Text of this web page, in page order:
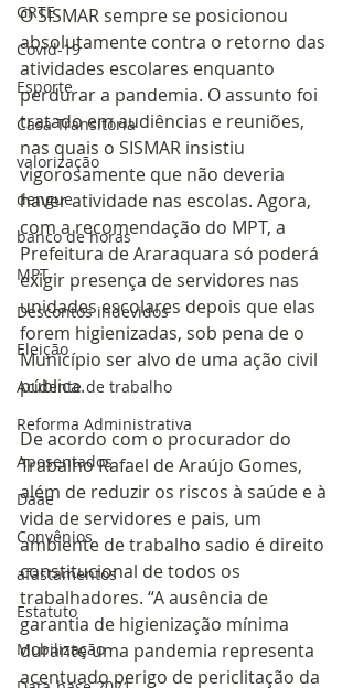
GRTE
Covid-19
Esporte
Casa Transitória
valorização
dengue
banco de horas
MPT
Descontos indevidos
Eleição
Acidente de trabalho
Reforma Administrativa
Aposentados
Daae
Convênios
afastamentos
Estatuto
Mobilização
O SISMAR sempre se posicionou
absolutamente contra o retorno das
atividades escolares enquanto
perdurar a pandemia. O assunto foi
tratado em audiências e reuniões,
nas quais o SISMAR insistiu
vigorosamente que não deveria
haver atividade nas escolas. Agora,
com a recomendação do MPT, a
Prefeitura de Araraquara só poderá
exigir presença de servidores nas
unidades escolares depois que elas
forem higienizadas, sob pena de o
Município ser alvo de uma ação civil
pública.
De acordo com o procurador do
Trabalho Rafael de Araújo Gomes,
além de reduzir os riscos à saúde e à
vida de servidores e pais, um
ambiente de trabalho sadio é direito
constitucional de todos os
trabalhadores. “A ausência de
garantia de higienização mínima
durante uma pandemia representa
acentuado perigo de periclitação da